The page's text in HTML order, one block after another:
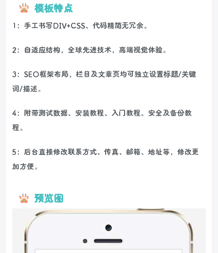
模板特点
1：手工书写DIV+CSS、代码精简无冗余。
2：自适应结构，全球先进技术，高端视觉体验。
3：SEO框架布局，栏目及文章页均可独立设置标题/关键
词/描述。
4：附带测试数据、安装教程、入门教程、安全及备份教
程。
5：后台直接修改联系方式、传真、邮箱、地址等，修改更
加方便。
预览图